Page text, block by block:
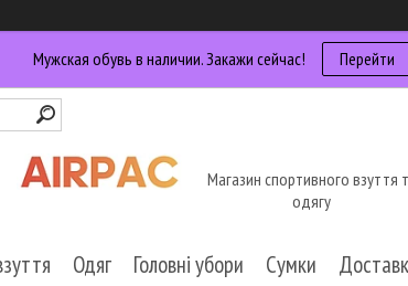
Мужская обувь в наличии. Закажи сейчас! Перейти
Магазин спортивного взуття
одягу
Одяг Головні убори Сумки